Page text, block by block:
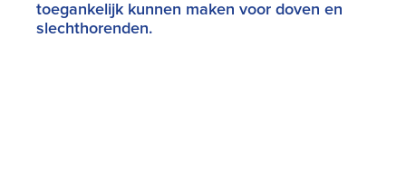
toegankelijk kunnen maken voor doven en
slechthorenden.